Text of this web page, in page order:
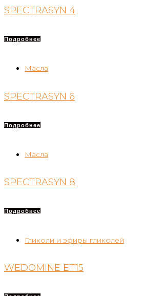
SPECTRASYN 4
Подробнее
Масла
SPECTRASYN 6
Подробнее
Масла
SPECTRASYN 8
Подробнее
Гликоли и эфиры гликолей
WEDOMINE ET15